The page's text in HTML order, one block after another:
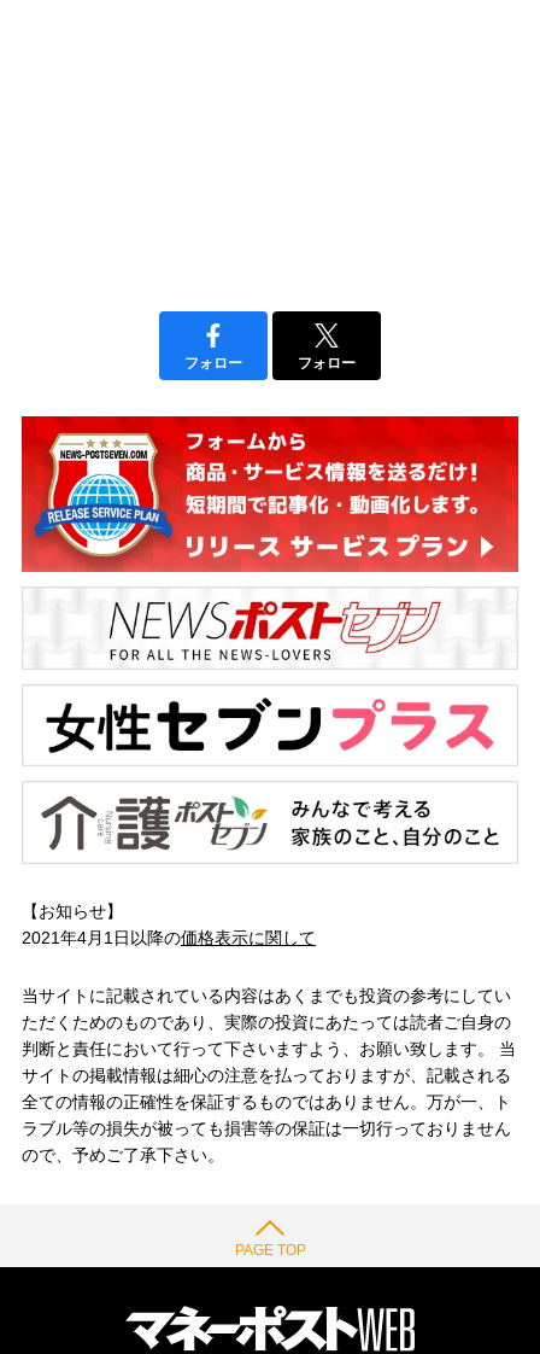
フォロー フォロー
【お知らせ】
2021年4月1日以降の価格表示に関して
当サイトに記載されている内容はあくまでも投資の参考にしてい
ただくためのものであり、実際の投資にあたっては読者ご自身の
判断と責任において行って下さいますよう、お願い致します。 当
サイトの掲載情報は細心の注意を払っておりますが、記載される
全ての情報の正確性を保証するものではありません。万が一、ト
ラブル等の損失が被っても損害等の保証は一切行っておりません
ので、予めご了承下さい。
PAGE TOP